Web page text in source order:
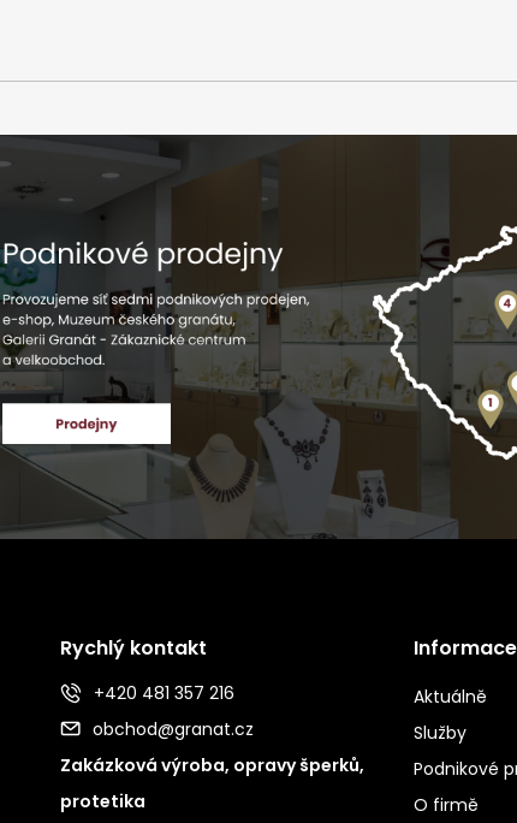
Rychlý kontakt
+420 481 357 216
obchod@granat.cz
Zakázková výroba, opravy šperků,
protetika
Informace
Aktuálně
Služby
Podnikové
O firmě